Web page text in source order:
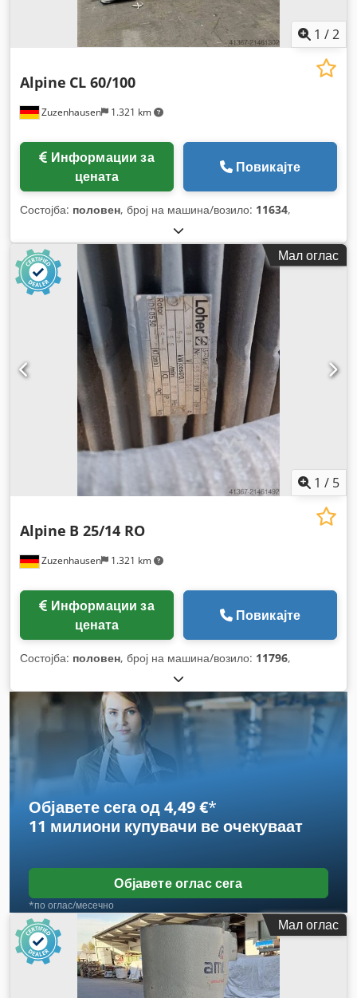
1 /2
Zuzenhausen 1.321 km
Alpine CL 60/100
цената
Повикајте
Состојба: половен, број на машина/возило: 11634,
Мал оглас
1 / 5
Zuzenhausen 1.321 km
Alpine B 25/14 RO
цената
Повикајте
Состојба: половен, број на машина/возило: 11796,
Објавете сега од 4,49 €*
11 милиони купувачи ве очекуваат
Објавете оглас сега
*по оглас/месечно
Мал оглас